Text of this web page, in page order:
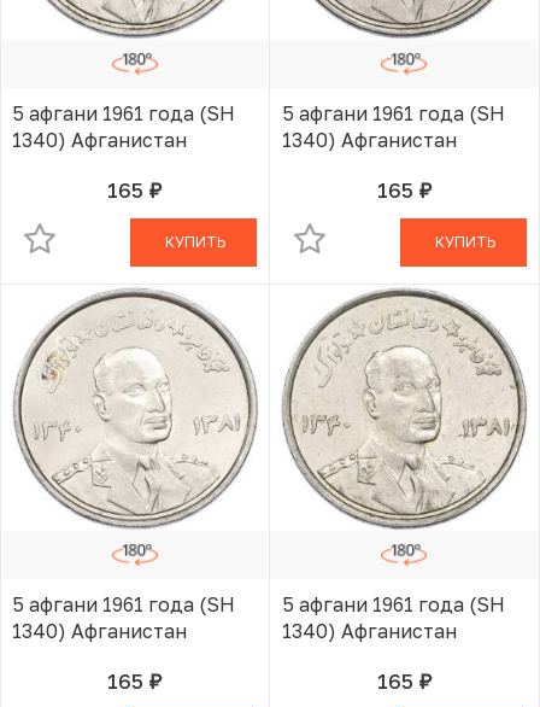
5 афгани 1961 года (SH
1340) Афганистан
165 руб.В КОРЗИНЕ
КУПИТЬ
5 афгани 1961 года (SH
1340) Афганистан
165 руб.В КОРЗИНЕ
КУПИТЬ
5 афгани 1961 года (SH
1340) Афганистан
165 руб.В КОРЗИНЕ
5 афгани 1961 года (SH
1340) Афганистан
165 руб.В КОРЗИНЕ